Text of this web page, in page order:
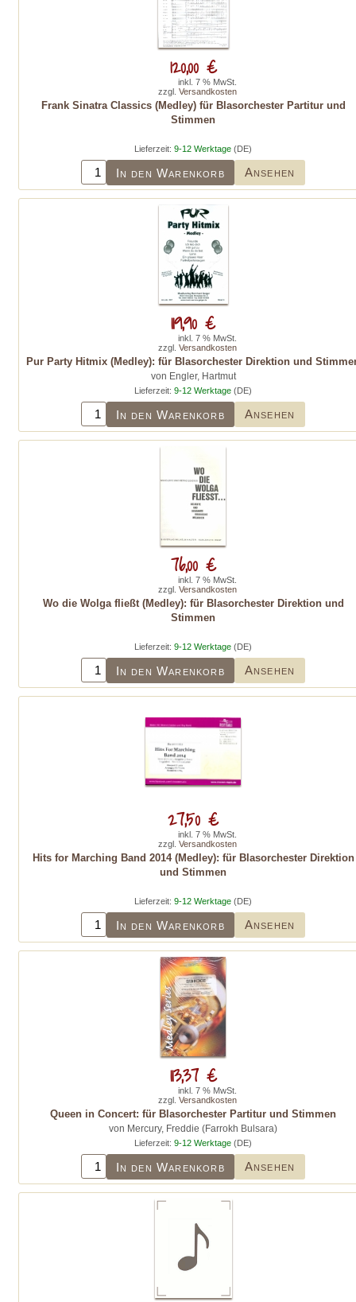
Frank Sinatra Classics (Medley) für Blasorchester Partitur und
Stimmen
Lieferzeit: 9-12 Werktage (DE)
In den Warenkorb Ansehen
120,00 €
inkl. 7 % MwSt.
zzgl. Versandkosten
Pur Party Hitmix (Medley): für Blasorchester Direktion und
von Engler, Hartmut
Lieferzeit: 9-12 Werktage (DE)
In den Warenkorb Ansehen
119,90 €
inkl. 7 % MwSt.
zzgl. Versandkosten
Wo die Wolga fließt (Medley): für Blasorchester Direktion und
Stimmen
Lieferzeit: 9-12 Werktage (DE)
In den Warenkorb Ansehen
76,00 €
inkl. 7 % MwSt.
zzgl. Versandkosten
Hits for Marching Band 2014 (Medley): für Blasorchester Direktion
und Stimmen
Lieferzeit: 9-12 Werktage (DE)
In den Warenkorb Ansehen
27,50 €
inkl. 7 % MwSt.
zzgl. Versandkosten
Queen in Concert: für Blasorchester Partitur und Stimmen
von Mercury, Freddie (Farrokh Bulsara)
Lieferzeit: 9-12 Werktage (DE)
In den Warenkorb Ansehen
113,37 €
inkl. 7 % MwSt.
zzgl. Versandkosten